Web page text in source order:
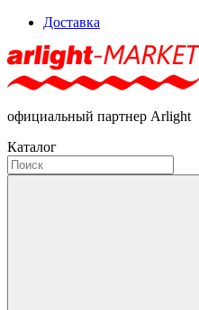
Доставка
официальный партнер Arlight
Каталог